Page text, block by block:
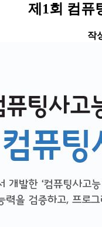
제1회 컴퓨
작